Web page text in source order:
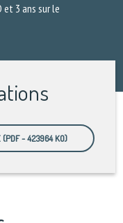
et 3 ans sur le
(PDF - 423964 KO)